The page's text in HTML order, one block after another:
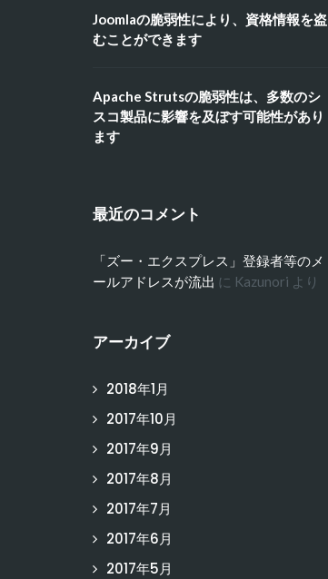
Joomlaの脆弱性により、資格情報を盗
むことができます
Apache Strutsの脆弱性は、多数のシ
スコ製品に影響を及ぼす可能性があり
ます
最近のコメント
「ズー・エクスプレス」登録者等のメ
ールアドレスが流出 に Kazunori より
アーカイブ
2018年1月
2017年10月
2017年9月
2017年8月
2017年7月
2017年6月
2017年5月